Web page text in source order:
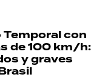
Temporal con
de 100 km/h:
y graves